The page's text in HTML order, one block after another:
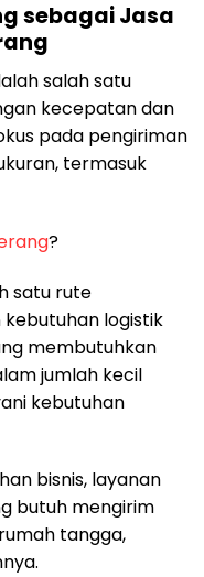
sebagai Jasa
salah satu
kecepatan dan
pada pengiriman
termasuk
?
satu rute
logistik
membutuhkan
jumlah kecil
kebutuhan
bisnis, layanan
butuh mengirim
tangga,